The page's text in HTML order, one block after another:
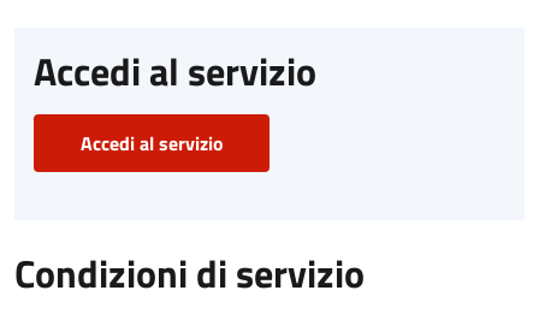
Accedi al servizio
Accedi al servizio
Condizioni di servizio